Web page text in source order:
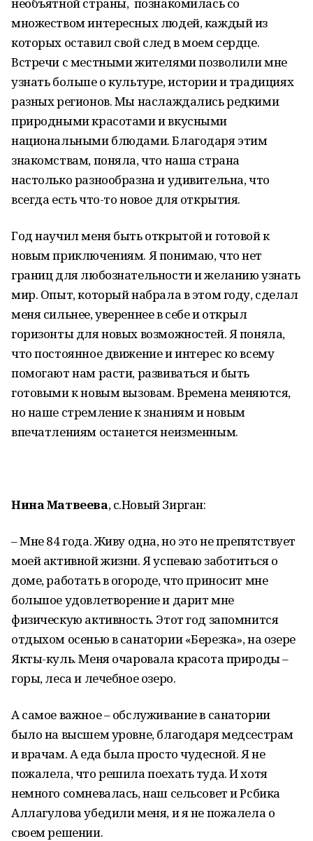
множеством интересных людей, каждый из
которых оставил свой след в моем сердце.
Встречи с местными жителями позволили мне
узнать больше о культуре, истории и традициях
разных регионов. Мы наслаждались редкими
природными красотами и вкусными
национальными блюдами. Благодаря этим
знакомствам, поняла, что наша страна
настолько разнообразна и удивительна, что
всегда есть что-то новое для открытия.
Год научил меня быть открытой и готовой к
новым приключениям. Я понимаю, что нет
границ для любознательности и желанию узнать
мир. Опыт, который набрала в этом году, сделал
меня сильнее, увереннее в себе и открыл
горизонты для новых возможностей. Я поняла,
что постоянное движение и интерес ко всему
помогают нам расти, развиваться и быть
готовыми к новым вызовам. Времена меняются,
но наше стремление к знаниям и новым
впечатлениям останется неизменным.
Нина Матвеева, с.Новый Зирган:
– Мне 84 года. Живу одна, но это не препятствует
моей активной жизни. Я успеваю заботиться о
доме, работать в огороде, что приносит мне
большое удовлетворение и дарит мне
физическую активность. Этот год запомнится
отдыхом осенью в санатории «Березка», на озере
Якты-куль. Меня очаровала красота природы –
горы, леса и лечебное озеро.
А самое важное – обслуживание в санатории
было на высшем уровне, благодаря медсестрам
и врачам. А еда была просто чудесной. Я не
пожалела, что решила поехать туда. И хотя
немного сомневалась, наш сельсовет и Рсбика
Аллагулова убедили меня, и я не пожалела о
своем решении.